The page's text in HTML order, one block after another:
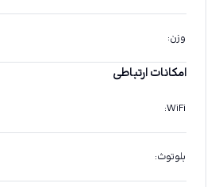
وزن:
امکانات ارتباطی
WiFi
:
بلوتوث: